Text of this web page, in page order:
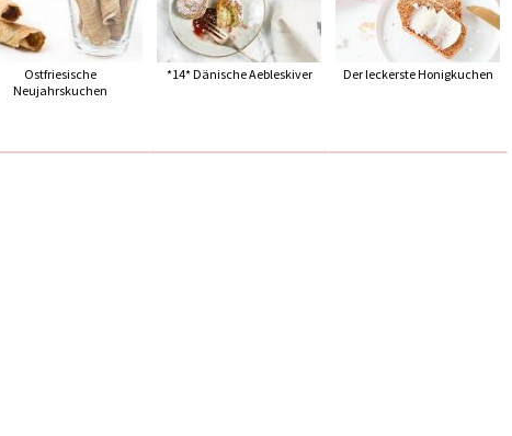
Ostfriesische
Neujahrskuchen
*14* Dänische Aebleskiver Der leckerste Honigkuchen